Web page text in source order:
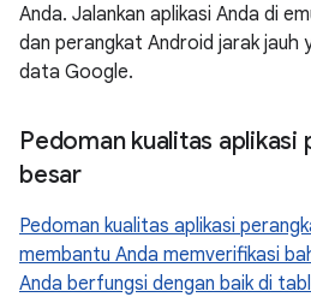
Anda. Jalankan aplikasi Anda di
dan perangkat Android jarak jauh
data Google.
Pedoman kualitas aplikasi
besar
Pedoman kualitas aplikasi
membantu Anda memverifikasi
Anda berfungsi dengan baik di